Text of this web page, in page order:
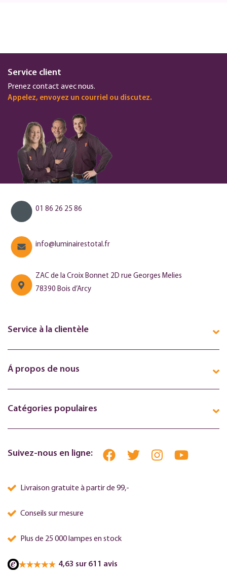
Service client
Prenez contact avec nous.
Appelez, envoyez un courriel ou discutez.
01 86 26 25 86
info@luminairestotal.fr
ZAC de la Croix Bonnet 2D rue Georges Melies
78390 Bois d’Arcy
Service à la clientèle
Á propos de nous
Catégories populaires
Suivez-nous en ligne:
Livraison gratuite à partir de 99,-
Conseils sur mesure
Plus de 25 000 lampes en stock
4,63 sur 611 avis